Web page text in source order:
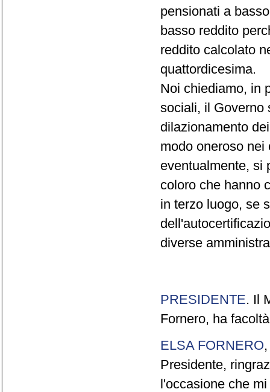
pensionati a
basso reddito
reddito calcolato
quattordicesima.
Noi chiediamo, in
sociali, il Governo
dilazionamento
modo oneroso
eventualmente, si
coloro che hanno
in terzo luogo, se
diverse
PRESIDENTE. Il
Fornero, ha
ELSA FORNERO
Presidente,
l'occasione che